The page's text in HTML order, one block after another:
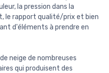
la pression dans la
le rapport qualité/prix et bien
d'éléments à prendre en
neige de nombreuses
qui produisent des